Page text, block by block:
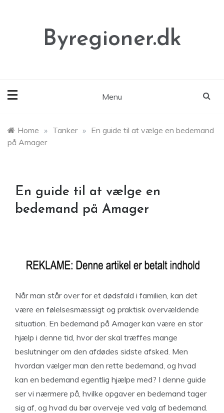
Byregioner.dk
Menu
Home » Tanker » En guide til at vælge en bedemand
på Amager
En guide til at vælge en
bedemand på Amager
Når man står over for et dødsfald i familien, kan det
være en følelsesmæssigt og praktisk overvældende
situation. En bedemand på Amager kan være en stor
hjælp i denne tid, hvor der skal træffes mange
beslutninger om den afdødes sidste afsked. Men
hvordan vælger man den rette bedemand, og hvad
kan en bedemand egentlig hjælpe med? I denne guide
ser vi nærmere på, hvilke opgaver en bedemand tager
sig af, og hvad du bør overveje ved valg af bedemand.